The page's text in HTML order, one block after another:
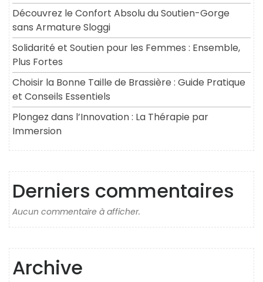
Découvrez le Confort Absolu du Soutien-Gorge
sans Armature Sloggi
Solidarité et Soutien pour les Femmes : Ensemble,
Plus Fortes
Choisir la Bonne Taille de Brassière : Guide Pratique
et Conseils Essentiels
Plongez dans l’Innovation : La Thérapie par
Immersion
Derniers commentaires
Aucun commentaire à afficher.
Archive